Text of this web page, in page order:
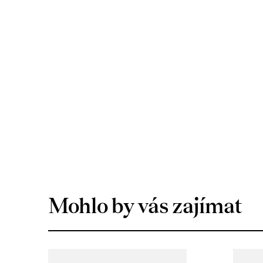
Mohlo by vás zajímat